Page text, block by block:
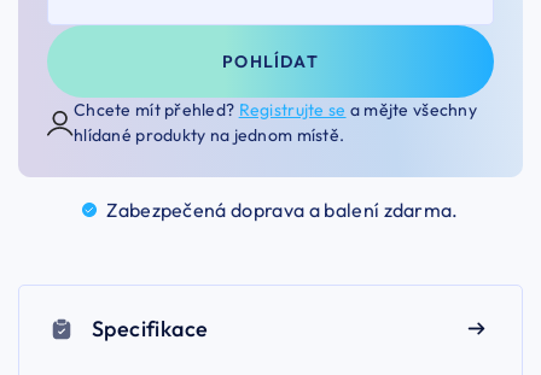
POHLÍDAT
Chcete mít přehled? Registrujte se a mějte všechny
hlídané produkty na jednom místě.
Zabezpečená doprava a balení zdarma.
Specifikace